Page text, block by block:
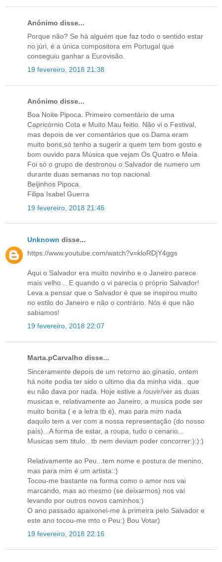
Anónimo disse...
Porque não? Se há alguém que faz todo o sentido estar
no júri, é a única compositora em Portugal que
conseguiu ganhar a Eurovisão.
19 fevereiro, 2018 21:38
Anónimo disse...
Boa Noite Pipoca. Primeiro comentário de uma
Capricórnio Cota e Muito Mau feitio. Não vi o Festival,
mas depois de ver comentários que os Dama eram
muito bons,só tenho a sugerir a quem tem bom gosto e
bom ouvido para Música que vejam Os Quatro e Meia.
Foi só o grupo de destronou o Salvador de numero um
durante duas semanas no top nacional.
Beijinhos Pipoca.
Filipa Isabel Guerra
19 fevereiro, 2018 21:46
Unknown disse...
https://www.youtube.com/watch?v=kloRDjY4ggs
Aqui o Salvador era muito novinho e o Janeiro parece
mais velho... E quando o vi parecia o próprio Salvador!
Leva a pensar que o Salvador é que se inspirou muito
no estilo do Janeiro e não o contrário. Nós é que não
sabiamos!
19 fevereiro, 2018 22:07
Marta.pCarvalho disse...
Sinceramente depois de um retorno ao ginasio, ontem
há noite podia ter sido o ultimo dia da minha vida...que
eu não dava por nada. Hoje estive a /ouvir/ver as duas
musicas e, relativamente ao Janeiro, a musica pode ser
muito bonita ( e a letra tb é), mas para mim nada
daquilo tem a ver com a nossa representação (do nosso
país)...A forma de estar, a roupa, tudo o cenario...
Musicas sem titulo...tb nem deviam poder concorrer:):):)
Relativamente ao Peu...tem nome e postura de menino,
mas para mim é um artista::)
Tocou-me bastante na forma como o amor nos vai
marcando, mas ao mesmo (se deixarmos) nos vai
levando por outros novos caminhos:)
O ano passado apaixonei-me à primeira pelo Salvador e
este ano tocou-me mto o Peu:) Bou Votar)
19 fevereiro, 2018 22:16